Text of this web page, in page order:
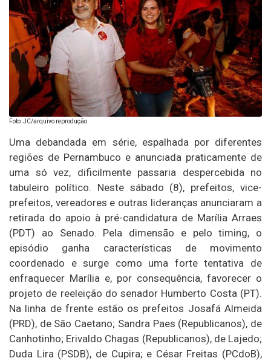
Foto: JC/arquivo reprodução
Uma debandada em série, espalhada por diferentes
regiões de Pernambuco e anunciada praticamente de
uma só vez, dificilmente passaria despercebida no
tabuleiro político. Neste sábado (8), prefeitos, vice-
prefeitos, vereadores e outras lideranças anunciaram a
retirada do apoio à pré-candidatura de Marília Arraes
(PDT) ao Senado. Pela dimensão e pelo timing, o
episódio ganha características de movimento
coordenado e surge como uma forte tentativa de
enfraquecer Marília e, por consequência, favorecer o
projeto de reeleição do senador Humberto Costa (PT).
Na linha de frente estão os prefeitos Josafá Almeida
(PRD), de São Caetano; Sandra Paes (Republicanos), de
Canhotinho; Erivaldo Chagas (Republicanos), de Lajedo;
Duda Lira (PSDB), de Cupira; e César Freitas (PCdoB),